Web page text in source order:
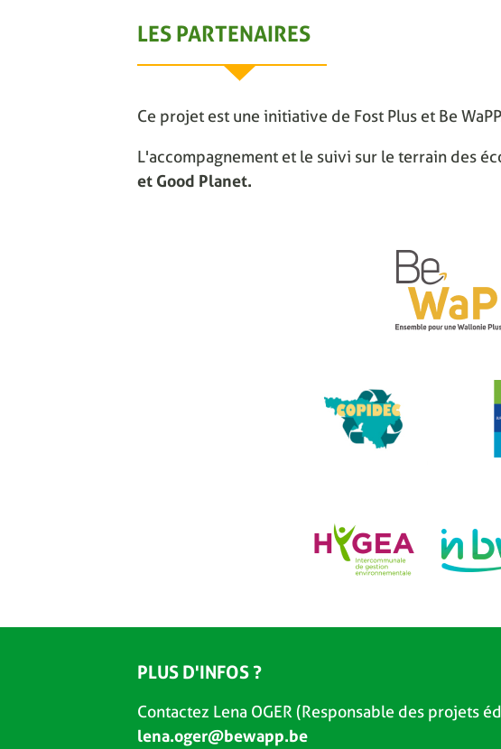
LES PARTENAIRES
Ce projet est une initiative de Fost Plus et Be
L'accompagnement et le suivi sur le terrain des
et Good Planet.
PLUS D'INFOS ?
Contactez Lena OGER (Responsable des projets
lena.oger@bewapp.be